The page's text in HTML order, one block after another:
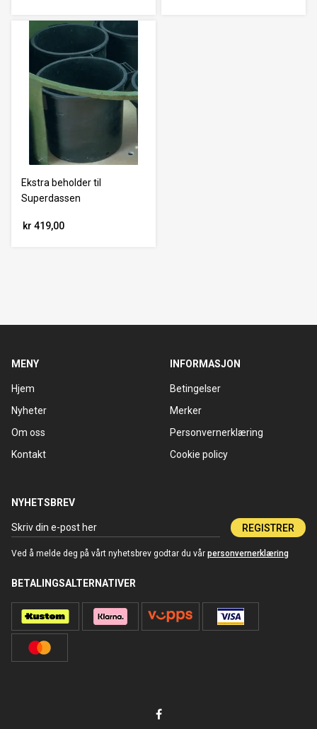
Ekstra beholder til
Superdassen
kr 419,00
MENY
Hjem
Nyheter
Om oss
Kontakt
INFORMASJON
Betingelser
Merker
Personvernerklæring
Cookie policy
NYHETSBREV
REGISTRER
Ved å melde deg på vårt nyhetsbrev godtar du vår personvernerklæring
BETALINGSALTERNATIVER